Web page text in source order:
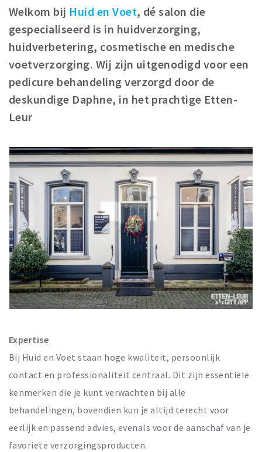
Health insurance
General practitioner and first aid
Q&A
Breda Student Shop
LEISURE
SportS
News
Agenda
Sights
Museums, theatres & stages
Trips & activities
Student routes
Nature
Restaurants
Bars
Shopping areas
Welkom bij Huid en Voet, dé salon die
gespecialiseerd is in huidverzorging,
huidverbetering, cosmetische en medische
voetverzorging. Wij zijn uitgenodigd voor een
pedicure behandeling verzorgd door de
deskundige Daphne, in het prachtige Etten-
Leur
Expertise
Bij Huid en Voet staan hoge kwaliteit, persoonlijk
contact en professionaliteit centraal. Dit zijn essentiële
kenmerken die je kunt verwachten bij alle
behandelingen, bovendien kun je altijd terecht voor
eerlijk en passend advies, evenals voor de aanschaf van je
favoriete verzorgingsproducten.